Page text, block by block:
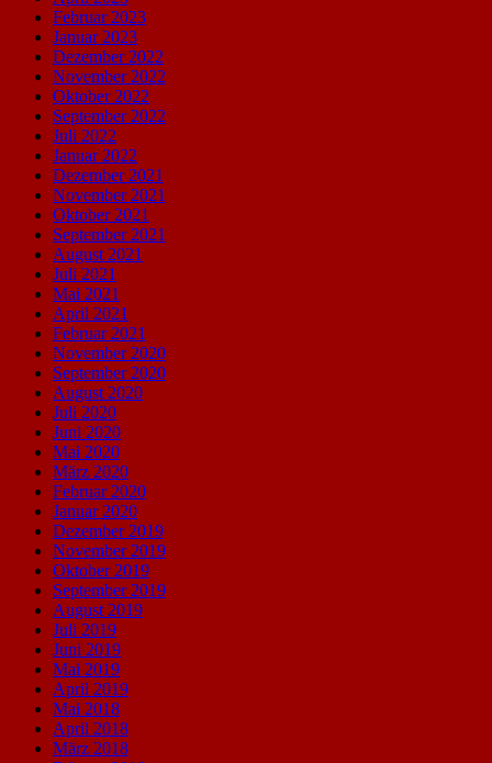
Februar 2023
Januar 2023
Dezember 2022
November 2022
Oktober 2022
September 2022
Juli 2022
Januar 2022
Dezember 2021
November 2021
Oktober 2021
September 2021
August 2021
Juli 2021
Mai 2021
April 2021
Februar 2021
November 2020
September 2020
August 2020
Juli 2020
Juni 2020
Mai 2020
März 2020
Februar 2020
Januar 2020
Dezember 2019
November 2019
Oktober 2019
September 2019
August 2019
Juli 2019
Juni 2019
Mai 2019
April 2019
Mai 2018
April 2018
März 2018